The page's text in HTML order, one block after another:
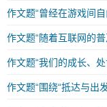
作文题“曾经在游戏间
作文题“我们的成长、